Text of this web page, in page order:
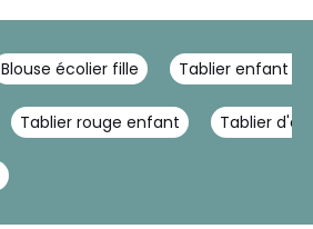
Blouse écolier fille Tablier enfant
Tablier rouge enfant Tablier